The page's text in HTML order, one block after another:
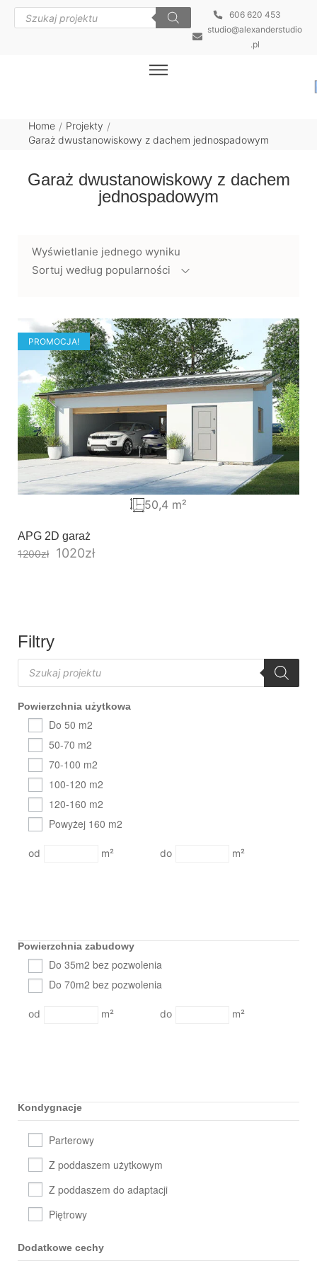
606 620 453
studio@alexanderstudio
.pl
Home / Projekty /
Garaż dwustanowiskowy z dachem jednospadowym
Garaż dwustanowiskowy z dachem
jednospadowym
Filtry
Powierzchnia użytkowa
Do 50 m2
50-70 m2
70-100 m2
100-120 m2
120-160 m2
Powyżej 160 m2
m² m²
Powierzchnia zabudowy
Do 35m2 bez pozwolenia
Do 70m2 bez pozwolenia
m² m²
Kondygnacje
Parterowy
Piętrowy
Z poddaszem do adaptacji
Z poddaszem użytkowym
Dodatkowe cechy
Wyświetlanie jednego wyniku
Sortuj według popularności
PROMOCJA!
APG 2D garaż
1200zł 1020zł
50,4 m²